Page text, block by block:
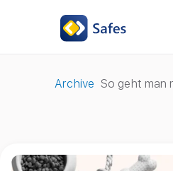
Archive So geht man